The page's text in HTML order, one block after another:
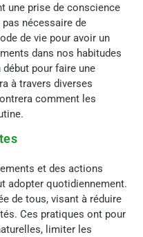
une prise de conscience
nécessaire de
de vie pour avoir un
dans nos habitudes
pour faire une
à travers diverses
comment les
et des actions
adopter quotidiennement.
de tous, visant à réduire
Ces pratiques ont pour
limiter les